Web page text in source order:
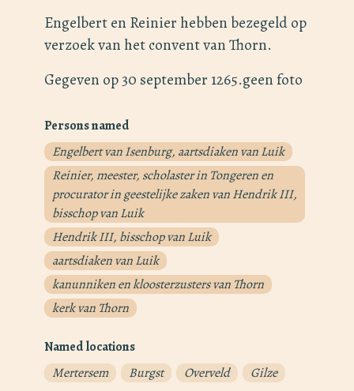
Engelbert en Reinier hebben bezegeld op
verzoek van het convent van Thorn.
Gegeven op 30 september 1265.geen foto
Persons named
Engelbert van Isenburg, aartsdiaken van Luik
Reinier, meester, scholaster in Tongeren en
procurator in geestelijke zaken van Hendrik III,
bisschop van Luik
Hendrik III, bisschop van Luik
aartsdiaken van Luik
kanunniken en kloosterzusters van Thorn
kerk van Thorn
Named locations
Mertersem
Burgst Overveld Gilze